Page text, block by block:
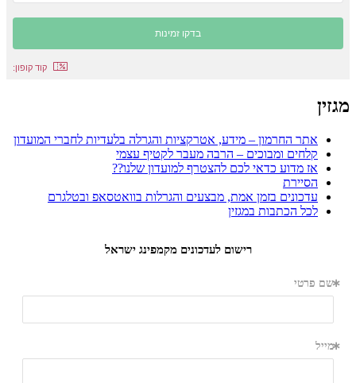
קוד קופון:
מגזין
אתר החרמון – מידע, אטרקציות והגרלה בלעדיות לחברי המועדון
קלחים ומבוכים – הרבה מעבר לקטיף עצמי
אז מדוע כדאי לכם להצטרף למועדון שלנו??
הסיירת
עדכונים בזמן אמת, מבצעים והגרלות בוואטסאפ ובטלגרם
לכל הכתבות במגזין